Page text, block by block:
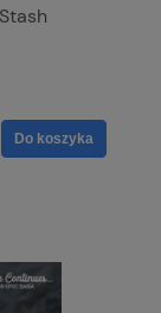
Do koszyka